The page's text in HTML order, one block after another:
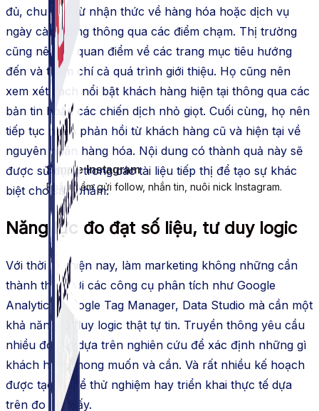
Simple Instagram
Phần mềm gửi follow, nhắn tin, nuôi nick Instagram.
đủ, chu đáo từ nhận thức về hàng hóa hoặc dịch vụ
ngày càng tăng thông qua các điểm chạm. Thị trường
cũng nên có quan điểm về các trang mục tiêu hướng
đến và thậm chí cả quá trình giới thiệu. Họ cũng nên
xem xét cách nổi bật khách hàng hiện tại thông qua các
bản tin hoặc các chiến dịch nhỏ giọt. Cuối cùng, họ nên
tiếp tục nhận phản hồi từ khách hàng cũ và hiện tại về
nguyên nhân hàng hóa. Nội dung có thành quả này sẽ
được sử dụng trong các tài liệu tiếp thị để tạo sự khác
biệt cho sản phẩm.
Năng lực đo đạt số liệu, tư duy logic
Với thời đại hiện nay, làm marketing không những cần
thành thạo với các công cụ phân tích như Google
Analytics, Google Tag Manager, Data Studio mà cần một
khả năng tư duy logic thật tự tin. Truyền thông yêu cầu
nhiều đo đạt dựa trên nghiên cứu để xác định những gì
khách hàng mong muốn và cần. Và rất nhiều kế hoạch
được tạo ra để thử nghiệm hay triển khai thực tế dựa
trên đo đạt đấy.